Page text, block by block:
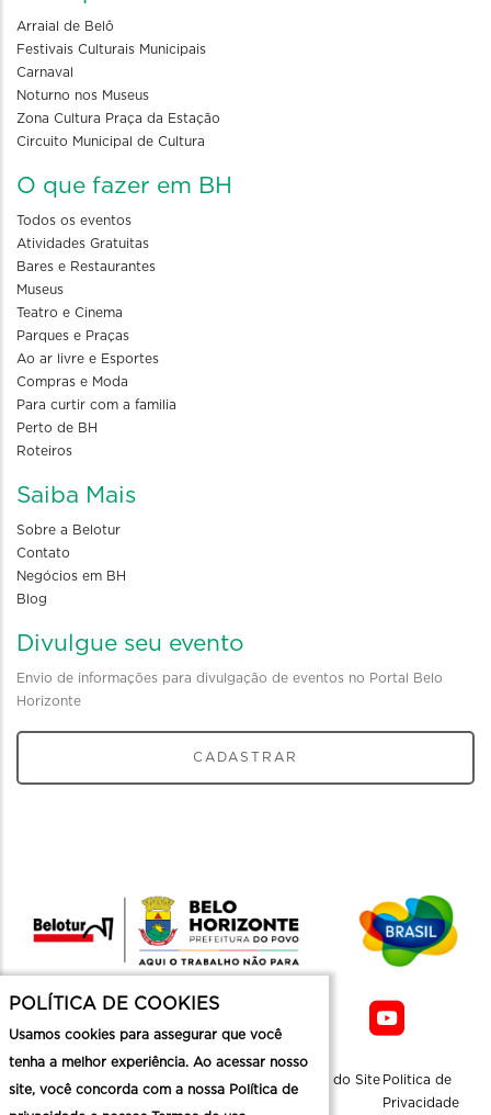
Arraial de Belô
Festivais Culturais Municipais
Carnaval
Noturno nos Museus
Zona Cultura Praça da Estação
Circuito Municipal de Cultura
O que fazer em BH
Todos os eventos
Atividades Gratuitas
Bares e Restaurantes
Museus
Teatro e Cinema
Parques e Praças
Ao ar livre e Esportes
Compras e Moda
Para curtir com a familia
Perto de BH
Roteiros
Saiba Mais
Sobre a Belotur
Contato
Negócios em BH
Blog
Divulgue seu evento
Envio de informações para divulgação de eventos no Portal Belo
Horizonte
CADASTRAR
Mapa do Site Politica de
Privacidade
POLÍTICA DE COOKIES
Usamos cookies para assegurar que você
tenha a melhor experiência. Ao acessar nosso
site, você concorda com a nossa Política de